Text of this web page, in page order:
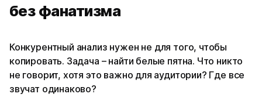
без фанатизма
Конкурентный анализ нужен не для того, чтобы
копировать. Задача – найти белые пятна. Что никто
не говорит, хотя это важно для аудитории? Где все
звучат одинаково?